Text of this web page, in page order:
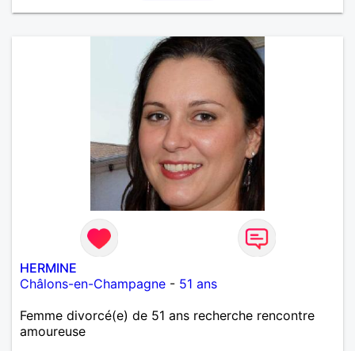
HERMINE
Châlons-en-Champagne - 51 ans
Femme divorcé(e) de 51 ans recherche rencontre
amoureuse